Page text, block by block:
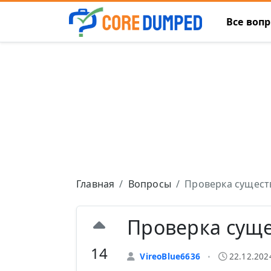
Все
Главная Вопросы Проверка
14
Проверка
VireoBlue6636 •